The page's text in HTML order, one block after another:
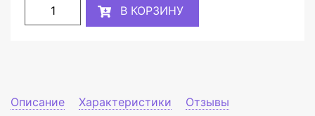
В КОРЗИНУ
Описание Характеристики Отзывы